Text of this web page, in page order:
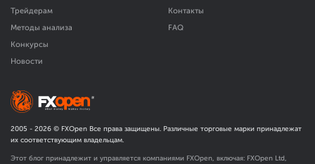
Трейдерам
Методы анализа
Конкурсы
Новости
Контакты
FAQ
2005 - 2026 © FXOpen Все права защищены. Различные торговые марки принадлежат
их соответствующим владельцам.
Этот блог принадлежит и управляется компаниями FXOpen, включая: FXOpen Ltd,